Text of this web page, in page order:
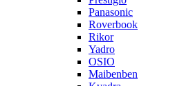
Panasonic
Roverbook
Rikor
Yadro
OSIO
Maibenben